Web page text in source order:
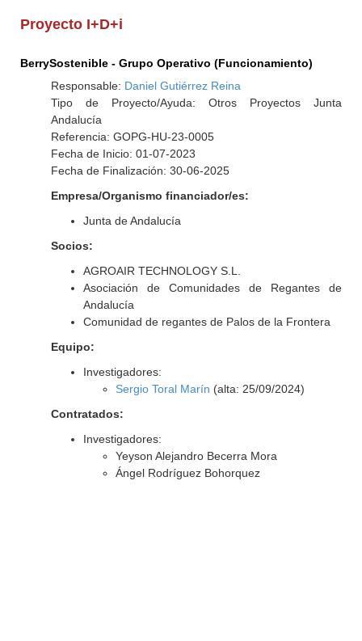
Proyecto I+D+i
BerrySostenible - Grupo Operativo (Funcionamiento)
Responsable: Daniel Gutiérrez Reina
Tipo de Proyecto/Ayuda: Otros Proyectos Junta
Andalucía
Referencia: GOPG-HU-23-0005
Fecha de Inicio: 01-07-2023
Fecha de Finalización: 30-06-2025
Empresa/Organismo financiador/es:
Junta de Andalucía
Socios:
AGROAIR TECHNOLOGY S.L.
Asociación de Comunidades de Regantes de
Andalucía
Comunidad de regantes de Palos de la Frontera
Equipo:
Investigadores:
Sergio Toral Marín (alta: 25/09/2024)
Contratados:
Investigadores:
Yeyson Alejandro Becerra Mora
Ángel Rodríguez Bohorquez